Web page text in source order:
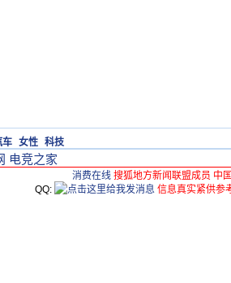
车 女性 科技
电竞之家
消费在线 搜狐地方新闻联盟成员 中
QQ:
信息真实紧供参